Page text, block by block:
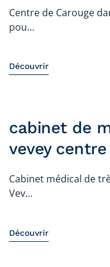
Centre de Carouge
pou…
Découvrir
cabinet de
vevey centre
Cabinet médical de
Vev…
Découvrir